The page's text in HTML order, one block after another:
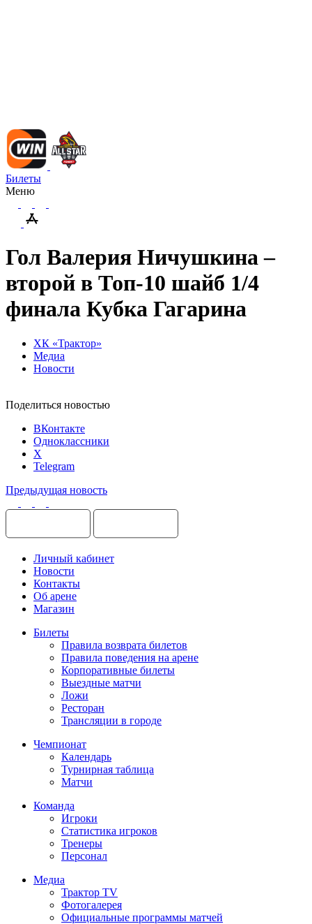
Билеты
Меню
Гол Валерия Ничушкина –
второй в Топ-10 шайб 1/4
финала Кубка Гагарина
ХК «Трактор»
Медиа
Новости
Поделиться новостью
ВКонтакте
Одноклассники
X
Telegram
Предыдущая новость
Личный кабинет
Новости
Контакты
Об арене
Магазин
Билеты
Правила возврата билетов
Правила поведения на арене
Корпоративные билеты
Выездные матчи
Ложи
Ресторан
Трансляции в городе
Чемпионат
Календарь
Турнирная таблица
Матчи
Команда
Игроки
Статистика игроков
Тренеры
Персонал
Медиа
Трактор TV
Фотогалерея
Официальные программы матчей